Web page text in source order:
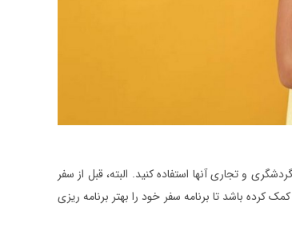
و تجاری آنها استفاده کنید. البته، قبل از سفر
کرده باشد تا برنامه سفر خود را بهتر برنامه ریزی